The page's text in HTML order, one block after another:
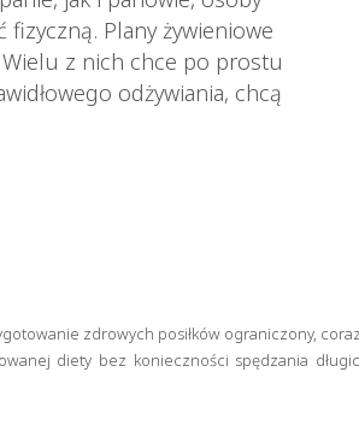
Plany żywieniowe
z nich chce po prostu
odżywiania, chcą
zdrowych posiłków ograniczony,
diety bez konieczności spędzania